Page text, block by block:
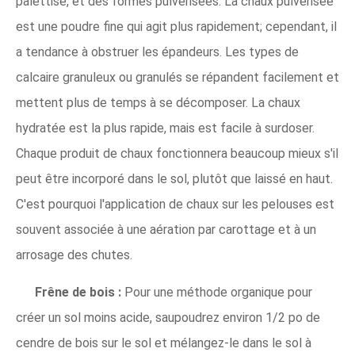
est une poudre fine qui agit plus rapidement; cependant, il
a tendance à obstruer les épandeurs. Les types de
calcaire granuleux ou granulés se répandent facilement et
mettent plus de temps à se décomposer. La chaux
hydratée est la plus rapide, mais est facile à surdoser.
Chaque produit de chaux fonctionnera beaucoup mieux s'il
peut être incorporé dans le sol, plutôt que laissé en haut.
C'est pourquoi l'application de chaux sur les pelouses est
souvent associée à une aération par carottage et à un
arrosage des chutes.
Frêne de bois : Pour une méthode organique pour
créer un sol moins acide, saupoudrez environ 1/2 po de
cendre de bois sur le sol et mélangez-le dans le sol à